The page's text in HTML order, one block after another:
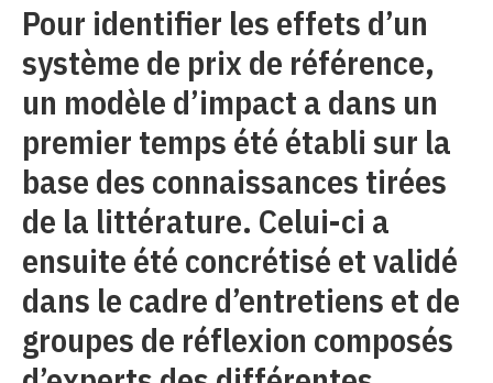
Pour identifier les effets d’un
système de prix de référence,
un modèle d’impact a dans un
premier temps été établi sur la
base des connaissances tirées
de la littérature. Celui-ci a
ensuite été concrétisé et validé
dans le cadre d’entretiens et de
groupes de réflexion composés